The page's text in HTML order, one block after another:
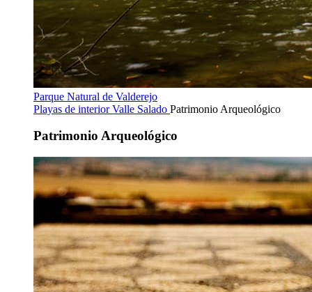
Parque Natural de Valderejo
Playas de interiorValle Salado Patrimonio Arqueológico
Patrimonio Arqueológico